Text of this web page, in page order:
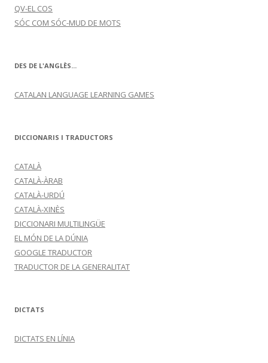
QV-EL COS
SÓC COM SÓC-MUD DE MOTS
DES DE L'ANGLÈS...
CATALAN LANGUAGE LEARNING GAMES
DICCIONARIS I TRADUCTORS
CATALÀ
CATALÀ-ÀRAB
CATALÀ-URDÚ
CATALÀ-XINÈS
DICCIONARI MULTILINGÜE
EL MÓN DE LA DÚNIA
GOOGLE TRADUCTOR
TRADUCTOR DE LA GENERALITAT
DICTATS
DICTATS EN LÍNIA